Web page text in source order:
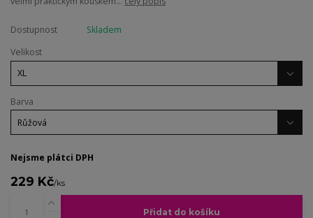
Dostupnost
Skladem
Velikost
Barva
Nejsme plátci DPH
229 Kč/ks
Přidat do košíku